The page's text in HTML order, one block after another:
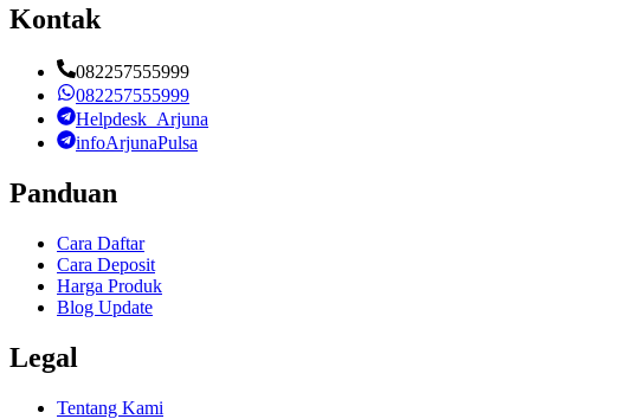
Kontak
082257555999
082257555999
Helpdesk_Arjuna
infoArjunaPulsa
Panduan
Cara Daftar
Cara Deposit
Harga Produk
Blog Update
Legal
Tentang Kami